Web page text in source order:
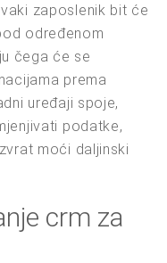
zaposlenik bit će
određenom
čega će se
prema
uređaji spoje,
podatke,
moći daljinski
crm za